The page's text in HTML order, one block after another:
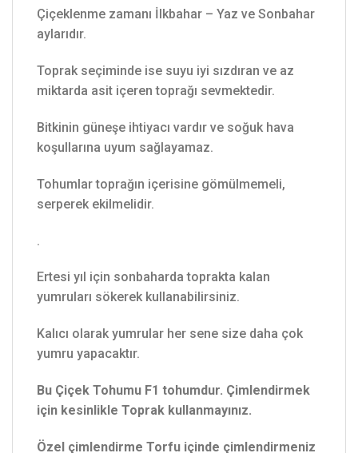
Çiçeklenme zamanı İlkbahar – Yaz ve Sonbahar
aylarıdır.
Toprak seçiminde ise suyu iyi sızdıran ve az
miktarda asit içeren toprağı sevmektedir.
Bitkinin güneşe ihtiyacı vardır ve soğuk hava
koşullarına uyum sağlayamaz.
Tohumlar toprağın içerisine gömülmemeli,
serperek ekilmelidir.
.
Ertesi yıl için sonbaharda toprakta kalan
yumruları sökerek kullanabilirsiniz.
Kalıcı olarak yumrular her sene size daha çok
yumru yapacaktır.
Bu Çiçek Tohumu F1 tohumdur. Çimlendirmek
için kesinlikle Toprak kullanmayınız.
Özel çimlendirme Torfu içinde çimlendirmeniz